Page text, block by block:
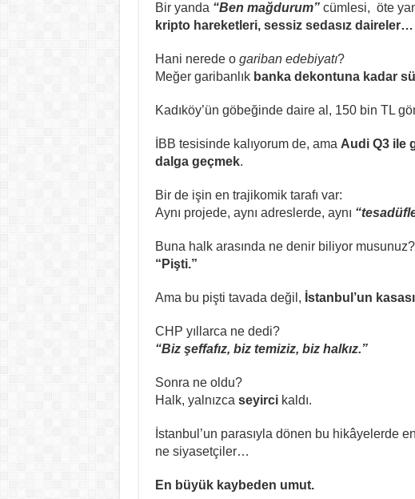
Bir yanda “Ben mağdurum” cümlesi, öte
kripto hareketleri, sessiz sedasız daireler…
Hani nerede o gariban edebiyatı?
Meğer garibanlık banka dekontuna kadar
Kadıköy’ün göbeğinde daire al, 150 bin TL
İBB tesisinde kalıyorum de, ama Audi Q3 ile
dalga geçmek.
Bir de işin en trajikomik tarafı var:
Aynı projede, aynı adreslerde, aynı
Buna halk arasında ne denir biliyor musunuz?
“Pişti.”
Ama bu pişti tavada değil, İstanbul’un
CHP yıllarca ne dedi?
“Biz şeffafız, biz temiziz, biz halkız.”
Sonra ne oldu?
Halk, yalnızca seyircikaldı.
İstanbul’un parasıyla dönen bu hikâyelerde
ne siyasetçiler…
En büyük kaybeden umut.